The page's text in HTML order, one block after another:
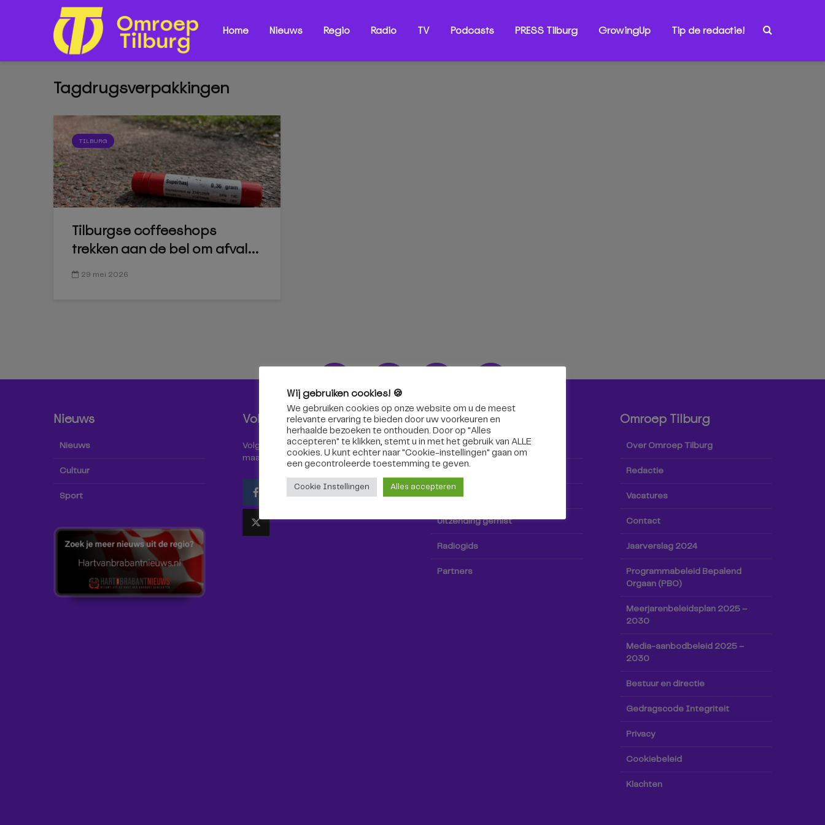
Home Nieuws Regio Radio TV Podcasts PRESS Tilburg GrowingUp Tip de redactie!
Tagdrugsverpakkingen
TILBURG
Tilburgse coffeeshops
trekken aan de bel om afval...
29 mei 2026
Nieuws
Nieuws
Cultuur
Sport
Volg ons!
Volg Omroep Tilburg niet alleen hier,
maar ook via social media!
Radio & TV
Kijk tv
Radio
TV-gids
Uitzending gemist
Radiogids
Partners
Omroep Tilburg
Over Omroep Tilburg
Redactie
Vacatures
Contact
Jaarverslag 2024
Programmabeleid Bepalend
Orgaan (PBO)
Meerjarenbeleidsplan 2025 –
2030
Media-aanbodbeleid 2025 –
2030
Bestuur en directie
Gedragscode Integriteit
Privacy
Cookiebeleid
Klachten
Wij gebruiken cookies! 🍪
We gebruiken cookies op onze website om u de meest
relevante ervaring te bieden door uw voorkeuren en
herhaalde bezoeken te onthouden. Door op "Alles
accepteren" te klikken, stemt u in met het gebruik van ALLE
cookies. U kunt echter naar "Cookie-instellingen" gaan om
een ​​gecontroleerde toestemming te geven.
Cookie Instellingen Alles accepteren